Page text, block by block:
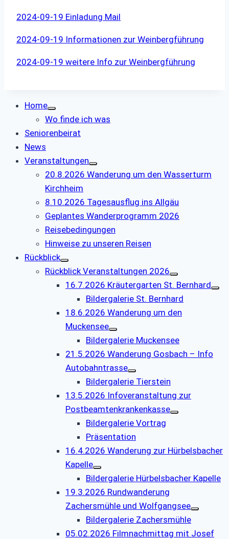
2024-09-19 Einladung Mail
2024-09-19 Informationen zur Weinbergführung
2024-09-19 weitere Info zur Weinbergführung
Home
Wo finde ich was
Seniorenbeirat
News
Veranstaltungen
20.8.2026 Wanderung um den Wasserturm
Kirchheim
8.10.2026 Tagesausflug ins Allgäu
Geplantes Wanderprogramm 2026
Reisebedingungen
Hinweise zu unseren Reisen
Rückblick
Rückblick Veranstaltungen 2026
16.7.2026 Kräutergarten St. Bernhard
Bildergalerie St. Bernhard
18.6.2026 Wanderung um den
Muckensee
Bildergalerie Muckensee
21.5.2026 Wanderung Gosbach – Info
Autobahntrasse
Bildergalerie Tierstein
13.5.2026 Infoveranstaltung zur
Postbeamtenkrankenkasse
Bildergalerie Vortrag
Präsentation
16.4.2026 Wanderung zur Hürbelsbacher
Kapelle
Bildergalerie Hürbelsbacher Kapelle
19.3.2026 Rundwanderung
Zachersmühle und Wolfgangsee
Bildergalerie Zachersmühle
05.02.2026 Filmnachmittag mit Josef